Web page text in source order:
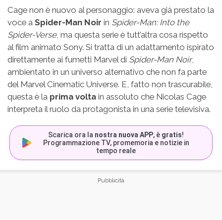
Cage non è nuovo al personaggio: aveva già prestato la
voce a Spider-Man Noir in Spider-Man: Into the
Spider-Verse, ma questa serie è tutt’altra cosa rispetto
al film animato Sony. Si tratta di un adattamento ispirato
direttamente ai fumetti Marvel di Spider-Man Noir,
ambientato in un universo alternativo che non fa parte
del Marvel Cinematic Universe. E, fatto non trascurabile,
questa è la prima volta in assoluto che Nicolas Cage
interpreta il ruolo da protagonista in una serie televisiva.
Scarica ora la nostra nuova APP, è gratis!
Programmazione TV, promemoria e notizie in
tempo reale